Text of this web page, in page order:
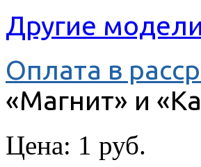
Другие
Оплата в
«Магнит» и
Цена: 1 руб.